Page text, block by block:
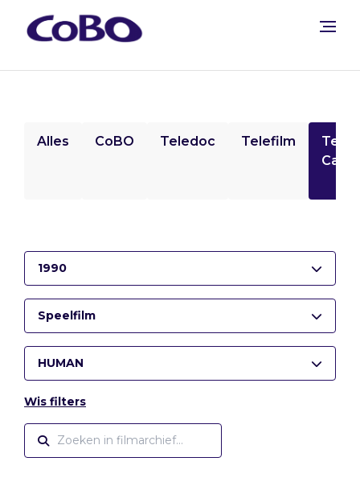
Alles CoBO Teledoc Telefilm
1990
Speelfilm
HUMAN
Wis filters